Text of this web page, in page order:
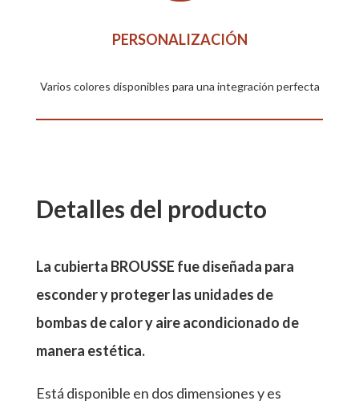
PERSONALIZACIÓN
Varios colores disponibles para una integración perfecta
Detalles del producto
La cubierta BROUSSE fue diseñada para
esconder y proteger las unidades de
bombas de calor y aire acondicionado de
manera estética.
Está disponible en dos dimensiones y es